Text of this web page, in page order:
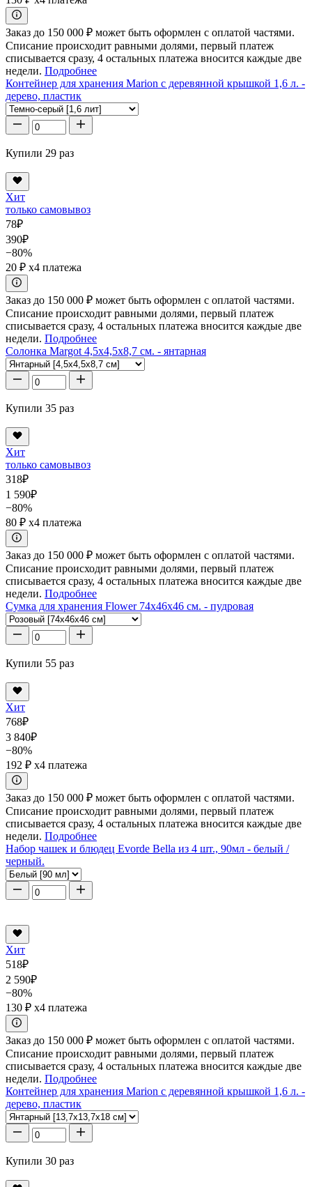
Заказ до 150 000 ₽ может быть оформлен с оплатой частями.
Списание происходит равными долями, первый платеж
списывается сразу, 4 остальных платежа вносится каждые две
недели. Подробнее
Контейнер для хранения Marion с деревянной крышкой 1,6 л. -
дерево, пластик
Купили 29 раз
Хит
только самовывоз
78₽
390₽
−80%
20 ₽ x4 платежа
Заказ до 150 000 ₽ может быть оформлен с оплатой частями.
Списание происходит равными долями, первый платеж
списывается сразу, 4 остальных платежа вносится каждые две
недели. Подробнее
Солонка Margot 4,5x4,5x8,7 см. - янтарная
Купили 35 раз
Хит
только самовывоз
318₽
1 590₽
−80%
80 ₽ x4 платежа
Заказ до 150 000 ₽ может быть оформлен с оплатой частями.
Списание происходит равными долями, первый платеж
списывается сразу, 4 остальных платежа вносится каждые две
недели. Подробнее
Сумка для хранения Flower 74x46x46 см. - пудровая
Купили 55 раз
Хит
768₽
3 840₽
−80%
192 ₽ x4 платежа
Заказ до 150 000 ₽ может быть оформлен с оплатой частями.
Списание происходит равными долями, первый платеж
списывается сразу, 4 остальных платежа вносится каждые две
недели. Подробнее
Набор чашек и блюдец Evorde Bella из 4 шт., 90мл - белый /
черный.
Хит
518₽
2 590₽
−80%
130 ₽ x4 платежа
Заказ до 150 000 ₽ может быть оформлен с оплатой частями.
Списание происходит равными долями, первый платеж
списывается сразу, 4 остальных платежа вносится каждые две
недели. Подробнее
Контейнер для хранения Marion с деревянной крышкой 1,6 л. -
дерево, пластик
Купили 30 раз